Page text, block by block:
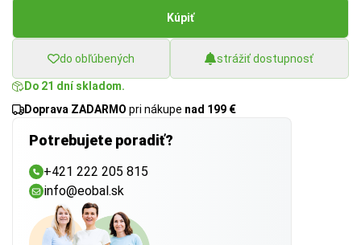
Kúpiť
do obľúbených strážiť dostupnosť
Do 21 dní skladom.
Doprava ZADARMO pri nákupe nad 199 €
Potrebujete poradiť?
+421 222 205 815
info@eobal.sk